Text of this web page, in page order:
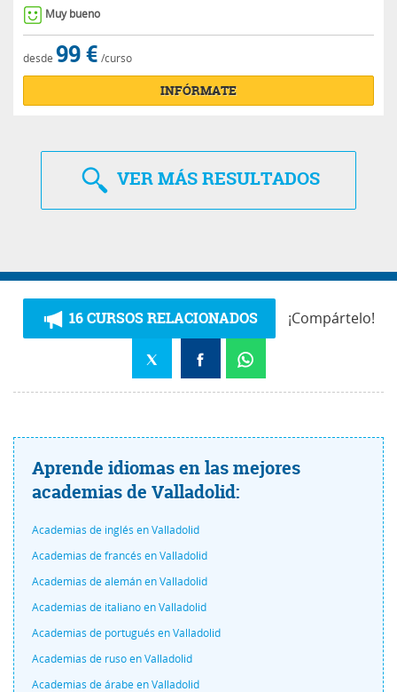
Muy bueno
desde 99 € /curso
INFÓRMATE
VERMÁS RESULTADOS
16 CURSOS RELACIONADOS ¡Compártelo!
Aprende idiomas en las mejores
academias de Valladolid:
Academias de inglés en Valladolid
Academias de francés en Valladolid
Academias de alemán en Valladolid
Academias de italiano en Valladolid
Academias de portugués en Valladolid
Academias de ruso en Valladolid
Academias de árabe en Valladolid